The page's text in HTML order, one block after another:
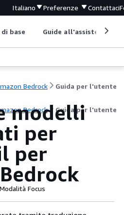
Italiano Preferenze Contattaci
base Guide all'assistenza
Bedrock Guida per l'utente
Bedrock Guida per l'utente
modelli
per
per
Modalità Focus